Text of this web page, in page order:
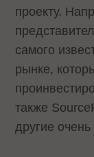
проекту.
самого
рынке,
также
другие